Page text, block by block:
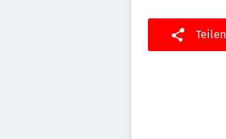
Teilen